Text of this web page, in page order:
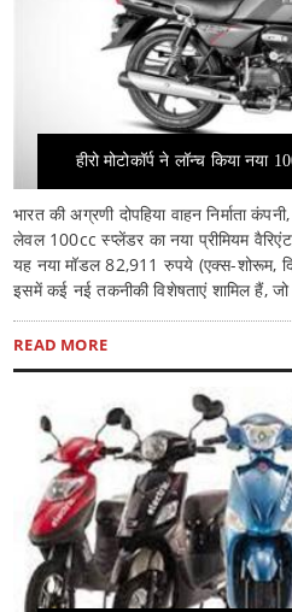
हीरो मोटोकॉर्प ने लॉन्च किया
भारत की अग्रणी दोपहिया वाहन निर्माता
लेवल 100cc स्प्लेंडर का नया प्रीमियम
यह नया मॉडल 82,911 रुपये (एक्स-शोरूम,
इसमें कई नई तकनीकी विशेषताएं शामिल हैं,
READ MORE